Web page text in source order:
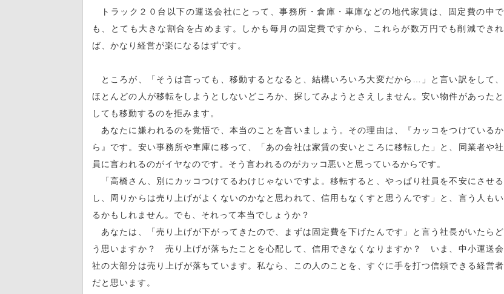
トラック２０台以下の運送会社にとって、事務所・倉庫・車庫などの地代家賃は、固定費の中で
も、とても大きな割合を占めます。しかも毎月の固定費ですから、これらが数万円でも削減できれ
ば、かなり経営が楽になるはずです。
ところが、「そうは言っても、移動するとなると、結構いろいろ大変だから…」と言い訳をして、
ほとんどの人が移転をしようとしないどころか、探してみようとさえしません。安い物件があったと
しても移動するのを拒みます。
あなたに嫌われるのを覚悟で、本当のことを言いましょう。その理由は、『カッコをつけているか
ら』です。安い事務所や車庫に移って、「あの会社は家賃の安いところに移転した」と、同業者や社
員に言われるのがイヤなのです。そう言われるのがカッコ悪いと思っているからです。
「高橋さん、別にカッコつけてるわけじゃないですよ。移転すると、やっぱり社員を不安にさせる
し、周りからは売り上げがよくないのかなと思われて、信用もなくすと思うんです」と、言う人もい
るかもしれません。でも、それって本当でしょうか？
あなたは、「売り上げが下がってきたので、まずは固定費を下げたんです」と言う社長がいたらど
う思いますか？ 売り上げが落ちたことを心配して、信用できなくなりますか？ いま、中小運送会
社の大部分は売り上げが落ちています。私なら、この人のことを、すぐに手を打つ信頼できる経営者
だと思います。